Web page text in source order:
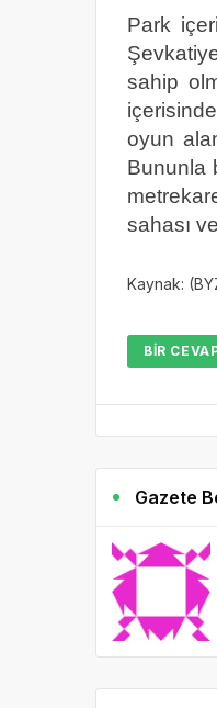
Park
sahip
oyun
Bununla
sahası
Kaynak:
BIR
Gazete